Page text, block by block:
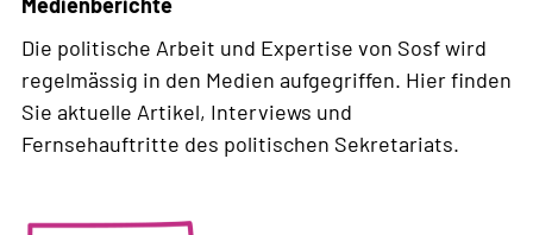
Die politische Arbeit und Expertise von Sosf wird
regelmässig in den Medien aufgegriffen. Hier finden
Sie aktuelle Artikel, Interviews und
Fernsehauftritte des politischen Sekretariats.
über